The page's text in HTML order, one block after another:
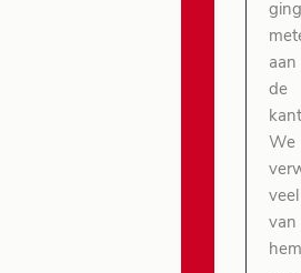
ging
aan
de
We
veel
van